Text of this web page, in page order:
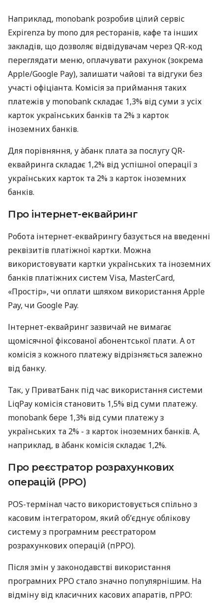
Наприклад, monobank розробив цілий сервіс
Expirenza by mono для ресторанів, кафе та інших
закладів, що дозволяє відвідувачам через QR-код
переглядати меню, оплачувати рахунок (зокрема
Apple/Google Pay), залишати чайові та відгуки без
участі офіціанта. Комісія за приймання таких
платежів у monobank складає 1,3% від суми з усіх
карток українських банків та 2% з карток
іноземних банків.
Для порівняння, у àбанк плата за послугу QR-
еквайринга складає 1,2% від успішної операції з
українських карток та 2% з карток іноземних
банків.
Про інтернет-еквайринг
Робота інтернет-еквайрингу базується на введенні
реквізитів платіжної картки. Можна
використовувати картки українських та іноземних
банків платіжних систем Visa, MasterCard,
«Простір», чи оплати шляхом використання Apple
Pay, чи Google Pay.
Інтернет-еквайринг зазвичай не вимагає
щомісячної фіксованої абонентської плати. А от
комісія з кожного платежу відрізняється залежно
від банку.
Так, у ПриватБанк під час використання системи
LiqPay комісія становить 1,5% від суми платежу.
monobank бере 1,3% від суми платежу з
українських та 2% - з карток іноземних банків. А,
наприклад, в àбанк комісія складає 1,2%.
Про реєстратор розрахункових
операцій (РРО)
POS-термінал часто використовується спільно з
касовим інтегратором, який об’єднує облікову
систему з програмним реєстратором
розрахункових операцій (пРРО).
Після змін у законодавстві використання
програмних РРО стало значно популярнішим. На
відміну від класичних касових апаратів, пРРО: